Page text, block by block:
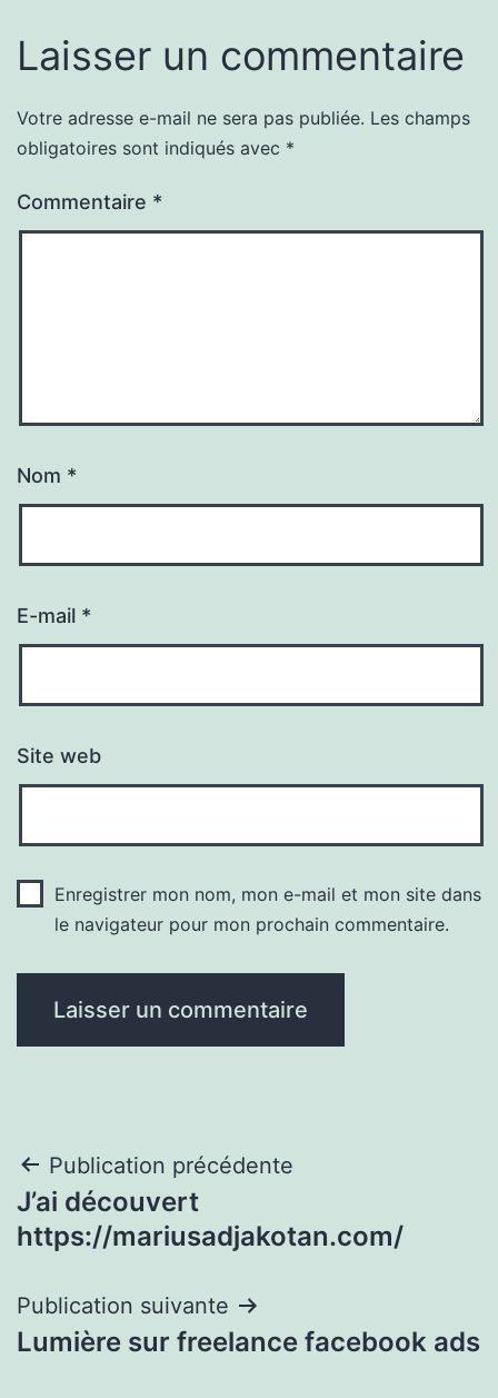
Laisser un commentaire
Votre adresse e-mail ne sera pas publiée. Les champs
obligatoires sont indiqués avec *
Commentaire *
Nom *
E-mail *
Site web
Enregistrer mon nom, mon e-mail et mon site dans
le navigateur pour mon prochain commentaire.
Navigation
de
Publication précédente
J’ai découvert
https://mariusadjakotan.com/
Publication suivante
Lumière sur freelance facebook ads